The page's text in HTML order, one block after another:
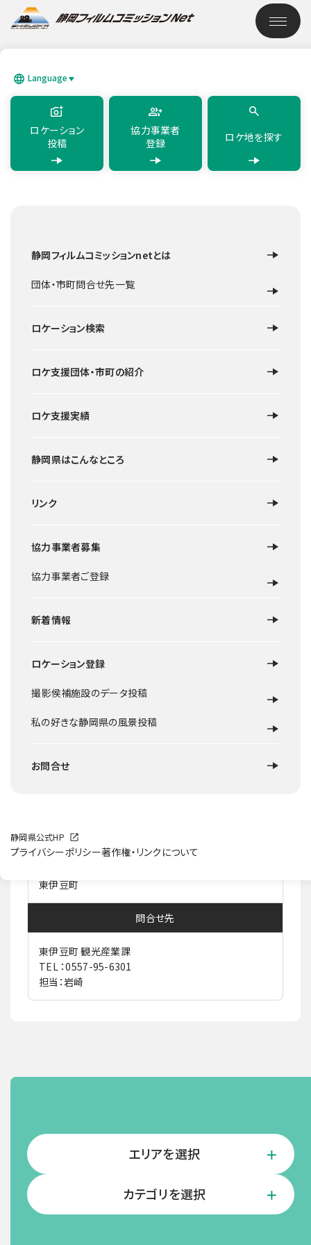
Language
日本語 English 简体中文 繁體中文 한국어 แบบไทย
ロケーション
投稿
協力事業者
登録
ロケ地を探す
静岡フィルムコミッションnetとは
団体・市町問合せ先一覧
ロケーション検索
ロケ支援団体・市町の紹介
ロケ支援実績
静岡県はこんなところ
リンク
協力事業者募集
協力事業者ご登録
新着情報
ロケーション登録
撮影侯補施設のデータ投稿
私の好きな静岡県の風景投稿
お問合せ
静岡県公式HP
プライバシーポリシー著作権・リンクについて
ロケーション検索
SEARCH
遊園地・スポーツ施設 東伊豆町
新グラウンド
ロケ地概要
昭和63年に建設された高台にある競技場面積10.000㎡のグ
ラウンドで、サッカーや野球、ソフトボールやゲートボールに
近くにはクロスカントリーコースもある。
所在地住所
東伊豆町
問合せ先
東伊豆町 観光産業課
TEL ：0557-95-6301
担当：岩崎
エリアを選択
カテゴリを選択